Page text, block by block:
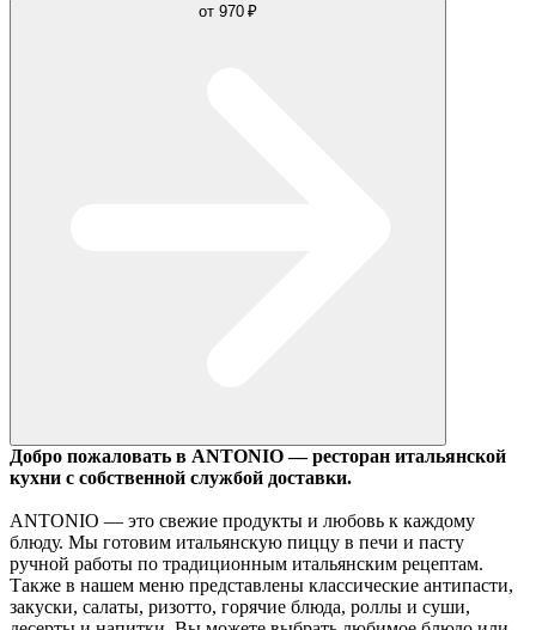
от 970 ₽
Добро пожаловать в ANTONIO — ресторан итальянской
кухни с собственной службой доставки.
ANTONIO — это свежие продукты и любовь к каждому
блюду. Мы готовим итальянскую пиццу в печи и пасту
ручной работы по традиционным итальянским рецептам.
Также в нашем меню представлены классические антипасти,
закуски, салаты, ризотто, горячие блюда, роллы и суши,